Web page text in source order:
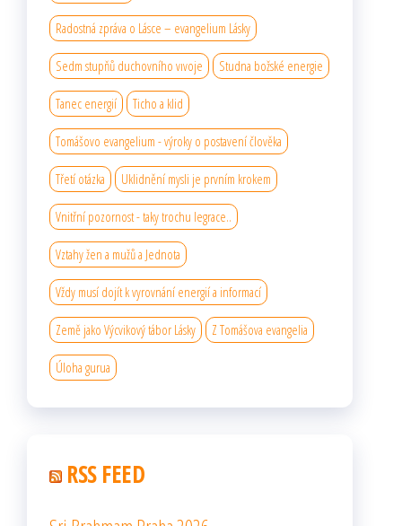
Radostná zpráva o Lásce – evangelium Lásky
Sedm stupňů duchovního vıvoje Studna božské energie
Tanec energií Ticho a klid
Tomášovo evangelium - výroky o postavení člověka
Třetí otázka Uklidnění mysli je prvním krokem
Vnitřní pozornost - taky trochu legrace..
Vztahy žen a mužů a Jednota
Vždy musí dojít k vyrovnání energií a informací
Země jako Výcvikový tábor Lásky Z Tomášova evangelia
Úloha gurua
RSS FEED